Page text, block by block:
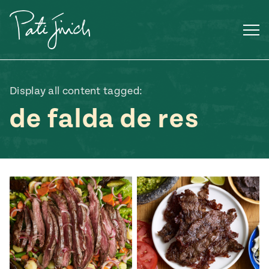
contenido
Display all content tagged:
de falda de res